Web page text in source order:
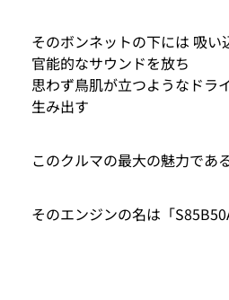
そのボンネットの下には 吸い
官能的なサウンドを放ち
思わず鳥肌が立つようなドラ
生み出す
このクルマの最大の魅力であ
そのエンジンの名は「